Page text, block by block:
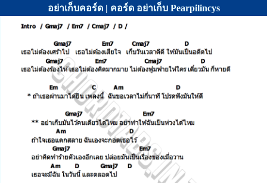
อย่าเก็บคอร์ด | คอร์ด อย่าเก็บ Pearpilincys